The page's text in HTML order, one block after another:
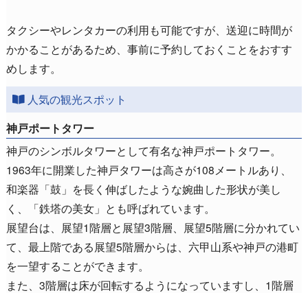
タクシーやレンタカーの利用も可能ですが、送迎に時間が
かかることがあるため、事前に予約しておくことをおすす
めします。
人気の観光スポット
神戸ポートタワー
神戸のシンボルタワーとして有名な神戸ポートタワー。
1963年に開業した神戸タワーは高さが108メートルあり、
和楽器「鼓」を長く伸ばしたような婉曲した形状が美し
く、「鉄塔の美女」とも呼ばれています。
展望台は、展望1階層と展望3階層、展望5階層に分かれてい
て、最上階である展望5階層からは、六甲山系や神戸の港町
を一望することができます。
また、3階層は床が回転するようになっていますし、1階層